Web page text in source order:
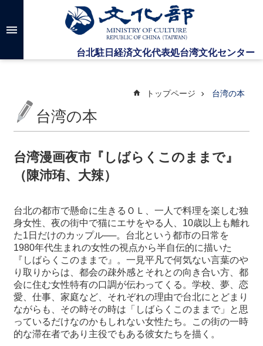
メインのコンテンツブロックにジャンプします
高
検
台
文
化
ー
に
つ
い
最
新
情
報
と
トップページ 台湾の本
台湾の本
台湾漫画夜市『しばらくこのままで』
（陳沛珛、大辣）
台北の都市で懸命に生きるＯＬ、一人で料理を楽しむ独
身女性、夜の街中で猫にエサをやる人、 10歳以上も離れ
た1 日だけのカップル──。台北という都市の日常を
1980年代生まれの女性の視点から半自伝的に描いた
『しばらくこのままで』。一見平凡で何気ない言葉のや
り取りからは、都会の疎外感とそれとの向き合い方、都
会に住む女性特有の口調が伝わってくる。学校、夢、恋
愛、仕事、家庭など、それぞれの理由で台北にとどまり
ながらも、その時その時は「しばらくこのままで」と思
っているだけなのかもしれない女性たち。この街の一時
的な滞在者であり主役でもある彼女たちを描く。